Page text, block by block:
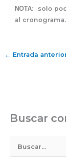
NOTA: solo
al cronograma.
← Entrada
Buscar